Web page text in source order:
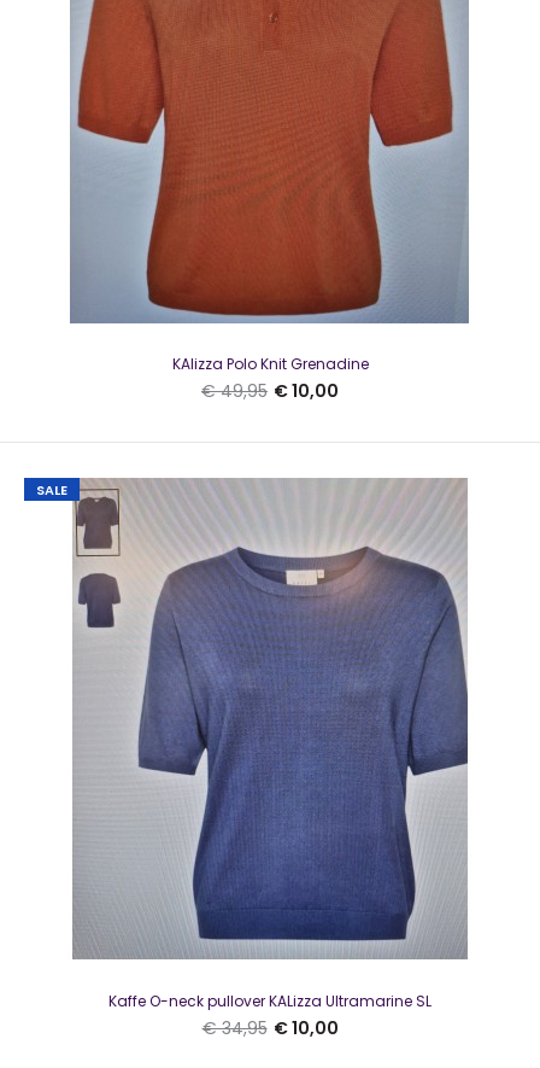
KAmeneva Sweat Shirt zwartZacht sweatshirt van KAffe
met lange mouwen en tunnelkoord..
KAlizza Polo Knit Zwart
€ 49,95 € 10,00
KAlizza Polo Knit ZwartMooie polo van knitwear met een
polosluiting.De polo heeft korte mouwen, valt..
KAlizza Polo Knit Grenadine
€ 49,95 € 10,00
SALE
Kaffe O-neck pullover KALizza Ultramarine SL
€ 34,95 € 10,00